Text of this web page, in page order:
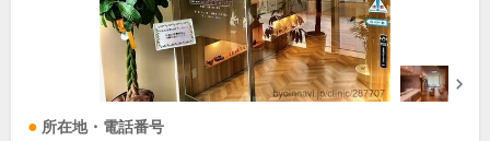
所在地・電話番号